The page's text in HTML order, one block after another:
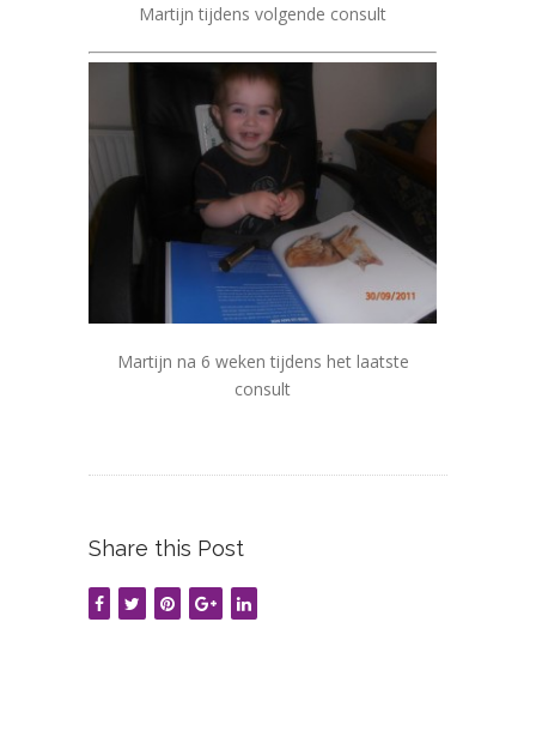
Martijn tijdens volgende consult
Martijn na 6 weken tijdens het laatste
consult
Share this Post